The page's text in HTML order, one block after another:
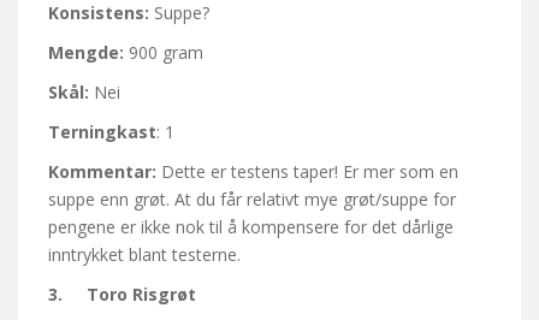
Konsistens: Suppe?
Mengde: 900 gram
Skål: Nei
Terningkast: 1
Kommentar: Dette er testens taper! Er mer som en
suppe enn grøt. At du får relativt mye grøt/suppe for
pengene er ikke nok til å kompensere for det dårlige
inntrykket blant testerne.
3. Toro Risgrøt